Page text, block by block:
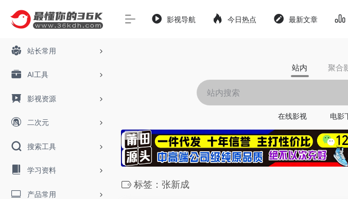
站长常用
AI工具
影视资源
二次元
搜索工具
学习资料
产品常用
影视导航 今日热点 最新文章
站内 聚合
在线影视 电影
标签：张新成